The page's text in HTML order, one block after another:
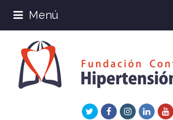
Menú
TwitterFacebookInstagram